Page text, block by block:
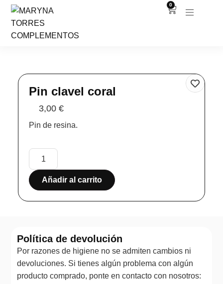
0
Pin clavel coral
3,00€
Pin de resina.
Añadir al carrito
Política de devolución
Por razones de higiene no se admiten cambios ni
devoluciones. Si tienes algún problema con algún
producto comprado, ponte en contacto con nosotros: